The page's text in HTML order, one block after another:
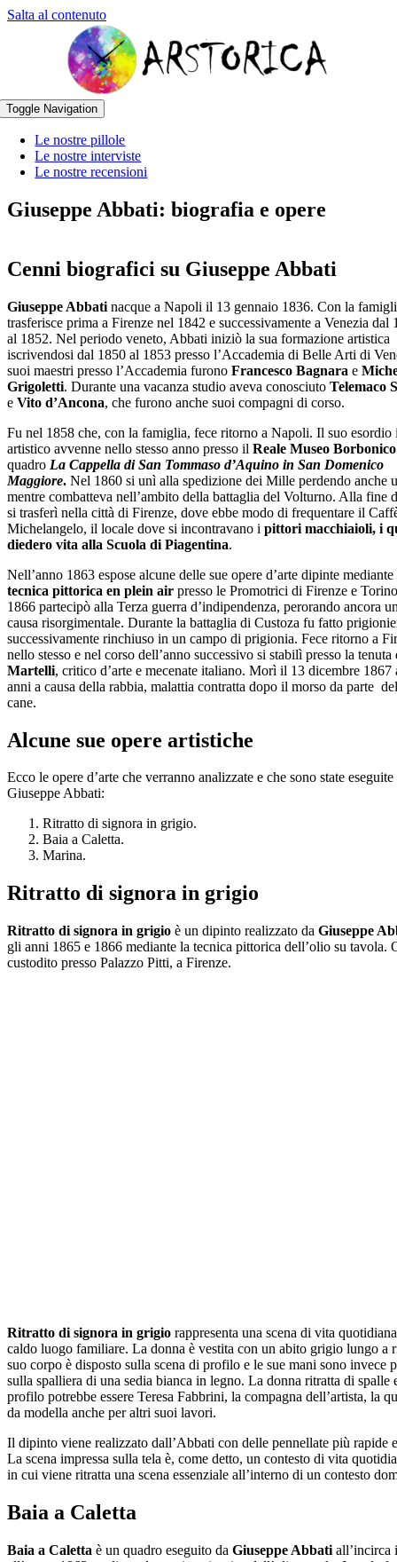
Salta al contenuto
Toggle Navigation
Le nostre pillole
Le nostre interviste
Le nostre recensioni
Giuseppe Abbati: biografia e opere
Cenni biografici su Giuseppe Abbati
Giuseppe Abbati nacque a Napoli il 13 gennaio 1836. Con la
trasferisce prima a Firenze nel 1842 e successivamente a Venezia dal
al 1852. Nel periodo veneto, Abbati iniziò la sua formazione artistica
iscrivendosi dal 1850 al 1853 presso l’Accademia di Belle Arti di
suoi maestri presso l’Accademia furono Francesco Bagnara e
Grigoletti. Durante una vacanza studio aveva conosciuto Telemaco
e Vito d’Ancona, che furono anche suoi compagni di corso.
Fu nel 1858 che, con la famiglia, fece ritorno a Napoli. Il suo esordio
artistico avvenne nello stesso anno presso il Reale Museo
quadro La Cappella di San Tommaso d’Aquino in San Domenico
Maggiore. Nel 1860 si unì alla spedizione dei Mille perdendo anche
mentre combatteva nell’ambito della battaglia del Volturno. Alla fine
si trasferì nella città di Firenze, dove ebbe modo di frequentare il
Michelangelo, il locale dove si incontravano i pittori macchiaioli, i
diedero vita alla Scuola di Piagentina.
Nell’anno 1863 espose alcune delle sue opere d’arte dipinte mediante
tecnica pittorica en plein air presso le Promotrici di Firenze e
1866 partecipò alla Terza guerra d’indipendenza, perorando ancora
causa risorgimentale. Durante la battaglia di Custoza fu fatto
successivamente rinchiuso in un campo di prigionia. Fece ritorno a
nello stesso e nel corso dell’anno successivo si stabilì presso la
Martelli, critico d’arte e mecenate italiano. Morì il 13 dicembre 1867
anni a causa della rabbia, malattia contratta dopo il morso da parte
cane.
Alcune sue opere artistiche
Ecco le opere d’arte che verranno analizzate e che sono state eseguite
Giuseppe Abbati:
Ritratto di signora in grigio.
Baia a Caletta.
Marina.
Ritratto di signora in grigio
Ritratto di signora in grigio è un dipinto realizzato da Giuseppe
gli anni 1865 e 1866 mediante la tecnica pittorica dell’olio su tavola.
custodito presso Palazzo Pitti, a Firenze.
Ritratto di signora in grigio rappresenta una scena di vita
caldo luogo familiare. La donna è vestita con un abito grigio lungo a
suo corpo è disposto sulla scena di profilo e le sue mani sono invece
sulla spalliera di una sedia bianca in legno. La donna ritratta di spalle
profilo potrebbe essere Teresa Fabbrini, la compagna dell’artista, la
da modella anche per altri suoi lavori.
Il dipinto viene realizzato dall’Abbati con delle pennellate più rapide
La scena impressa sulla tela è, come detto, un contesto di vita
in cui viene ritratta una scena essenziale all’interno di un contesto
Baia a Caletta
Baia a Caletta è un quadro eseguito da Giuseppe Abbati all’incirca